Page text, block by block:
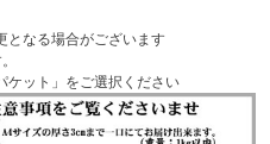
となる場合がございます
ケット」をご選択ください